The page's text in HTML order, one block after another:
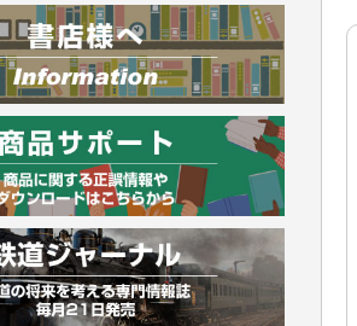
扱者
士
者
格試験